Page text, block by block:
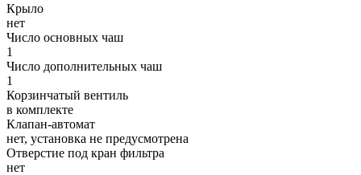
Крыло
нет
Число основных чаш
1
Число дополнительных чаш
1
Корзинчатый вентиль
в комплекте
Клапан-автомат
нет, установка не предусмотрена
Отверстие под кран фильтра
нет